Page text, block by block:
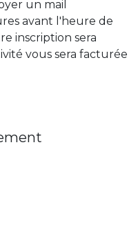
un mail
avant l'heure de
inscription sera
vous sera facturée